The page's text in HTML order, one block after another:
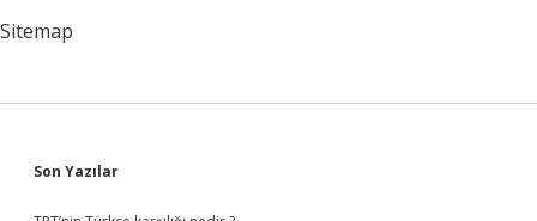
Sitemap
Sidebar
Son Yazılar